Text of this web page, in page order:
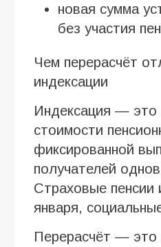
новая сумма
без участия
Чем перерасчёт
индексации
Индексация —
стоимости
фиксированной
получателей
Страховые пенсии
января,
Перерасчёт — это